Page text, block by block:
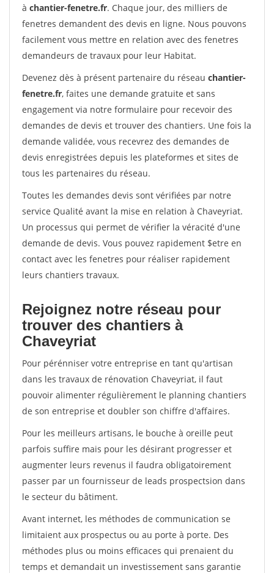
à chantier-fenetre.fr. Chaque jour, des milliers de
fenetres demandent des devis en ligne. Nous pouvons
facilement vous mettre en relation avec des fenetres
demandeurs de travaux pour leur Habitat.
Devenez dès à présent partenaire du réseau chantier-
fenetre.fr, faites une demande gratuite et sans
engagement via notre formulaire pour recevoir des
demandes de devis et trouver des chantiers. Une fois la
demande validée, vous recevrez des demandes de
devis enregistrées depuis les plateformes et sites de
tous les partenaires du réseau.
Toutes les demandes devis sont vérifiées par notre
service Qualité avant la mise en relation à Chaveyriat.
Un processus qui permet de vérifier la véracité d'une
demande de devis. Vous pouvez rapidement $etre en
contact avec les fenetres pour réaliser rapidement
leurs chantiers travaux.
Rejoignez notre réseau pour
trouver des chantiers à
Chaveyriat
Pour pérénniser votre entreprise en tant qu'artisan
dans les travaux de rénovation Chaveyriat, il faut
pouvoir alimenter régulièrement le planning chantiers
de son entreprise et doubler son chiffre d'affaires.
Pour les meilleurs artisans, le bouche à oreille peut
parfois suffire mais pour les désirant progresser et
augmenter leurs revenus il faudra obligatoirement
passer par un fournisseur de leads prospectsion dans
le secteur du bâtiment.
Avant internet, les méthodes de communication se
limitaient aux prospectus ou au porte à porte. Des
méthodes plus ou moins efficaces qui prenaient du
temps et demandait un investissement sans garantie